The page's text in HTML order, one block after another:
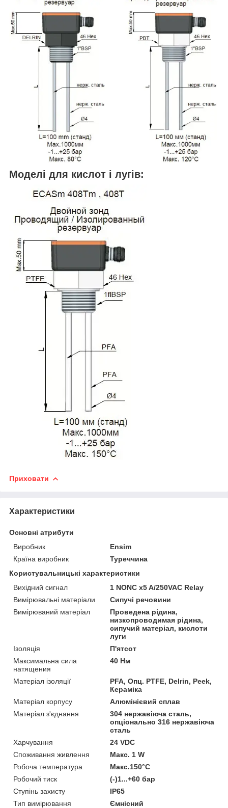
Моделі для кислот і лугів:
Приховати
Характеристики
Основні атрибути
Виробник
Ensim
Країна виробник
Туреччина
Користувальницькі характеристики
Вихідний сигнал
1 NONC x5 A/250VAC Relay
Вимірювальні матеріали
Сипучі речовини
Вимірюваний матеріал
Проведена рідина,
низкопроводимая рідина,
сипучий матеріал, кислоти
луги
Ізоляція
П'ятсот
Максимальна сила
натящения
40 Нм
Матеріал ізоляції
PFA, Опц. PTFE, Delrin, Peek,
Кераміка
Матеріал корпусу
Алюмінієвий сплав
Матеріал з'єднання
304 нержавіюча сталь,
опціонально 316 нержавіюча
сталь
Харчування
24 VDC
Споживання живлення
Макс. 1 W
Робоча температура
Макс.150°C
Робочий тиск
(-)1...+60 бар
Ступінь захисту
IP65
Тип вимірювання
Ємнісний